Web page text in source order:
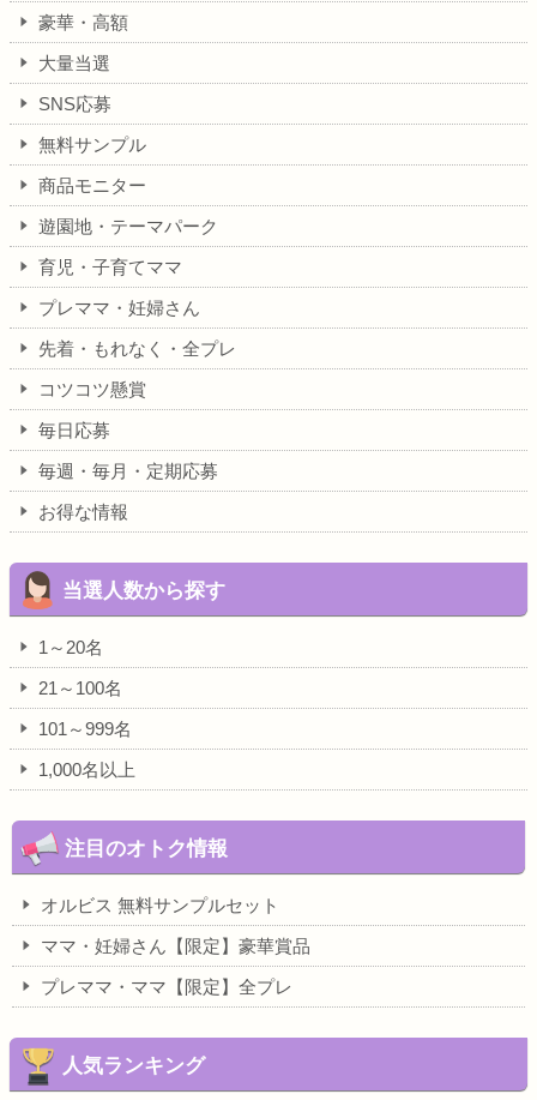
豪華・高額
大量当選
SNS応募
無料サンプル
商品モニター
遊園地・テーマパーク
育児・子育てママ
プレママ・妊婦さん
先着・もれなく・全プレ
コツコツ懸賞
毎日応募
毎週・毎月・定期応募
お得な情報
当選人数から探す
1～20名
21～100名
101～999名
1,000名以上
注目のオトク情報
オルビス 無料サンプルセット
ママ・妊婦さん【限定】豪華賞品
プレママ・ママ【限定】全プレ
人気ランキング